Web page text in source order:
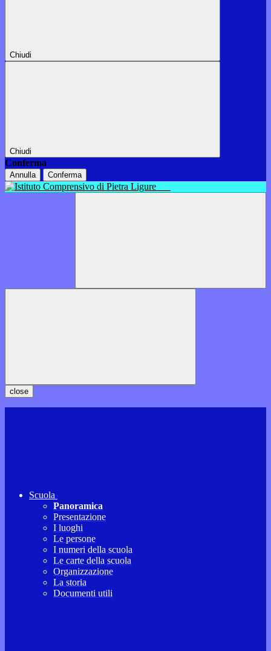
Chiudi
Chiudi
Conferma
Annulla Conferma
close
Scuola
Panoramica
Presentazione
I luoghi
Le persone
I numeri della scuola
Le carte della scuola
Organizzazione
La storia
Documenti utili